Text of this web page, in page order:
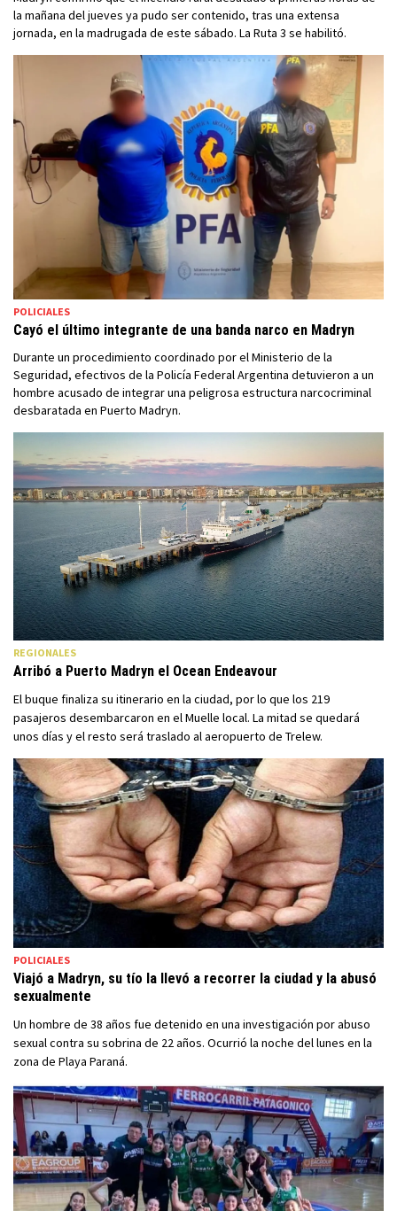
la mañana del jueves ya pudo ser contenido, tras una extensa
jornada, en la madrugada de este sábado. La Ruta 3 se habilitó.
POLICIALES
Cayó el último integrante de una banda narco en Madryn
Durante un procedimiento coordinado por el Ministerio de la
Seguridad, efectivos de la Policía Federal Argentina detuvieron a un
hombre acusado de integrar una peligrosa estructura narcocriminal
desbaratada en Puerto Madryn.
REGIONALES
Arribó a Puerto Madryn el Ocean Endeavour
El buque finaliza su itinerario en la ciudad, por lo que los 219
pasajeros desembarcaron en el Muelle local. La mitad se quedará
unos días y el resto será traslado al aeropuerto de Trelew.
POLICIALES
Viajó a Madryn, su tío la llevó a recorrer la ciudad y la abusó
sexualmente
Un hombre de 38 años fue detenido en una investigación por abuso
sexual contra su sobrina de 22 años. Ocurrió la noche del lunes en la
zona de Playa Paraná.